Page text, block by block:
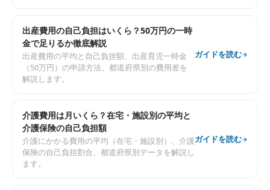
出産費用の自己負担はいくら？50万円の一時
金で足りるか徹底解説
出産費用の平均と自己負担額、出産育児一時金
（50万円）の申請方法、都道府県別の費用差を
解説します。
ガイドを読む
介護費用は月いくら？在宅・施設別の平均と
介護保険の自己負担額
介護にかかる費用の平均（在宅・施設別）、介護
保険の自己負担割合、都道府県別データを解説し
ます。
ガイドを読む